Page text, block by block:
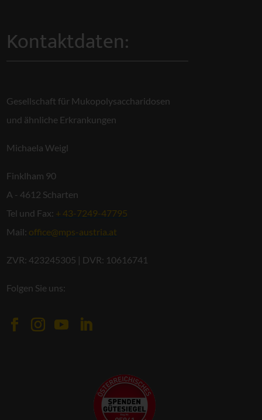
Kontaktdaten:
Gesellschaft für Mukopolysaccharidosen
und ähnliche Erkrankungen
Michaela Weigl
Finklham 90
A - 4612 Scharten
Tel und Fax: + 43-7249-47795
Mail: office@mps-austria.at
ZVR: 423245305 | DVR: 10616741
Folgen Sie uns: